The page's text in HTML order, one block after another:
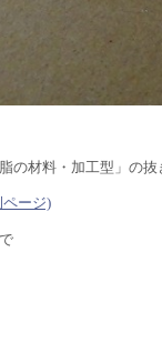
の材料・加工型」の
ページ)